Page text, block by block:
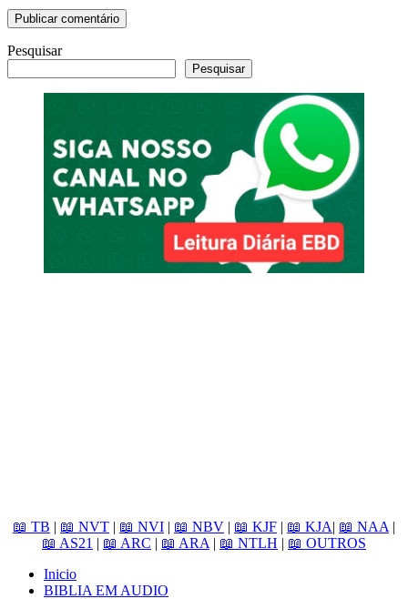
Pesquisar
Pesquisar
📖 TB | 📖 NVT | 📖 NVI | 📖 NBV | 📖 KJF | 📖 KJA| 📖 NAA |
📖 AS21 | 📖 ARC | 📖 ARA | 📖 NTLH | 📖 OUTROS
Inicio
BIBLIA EM AUDIO